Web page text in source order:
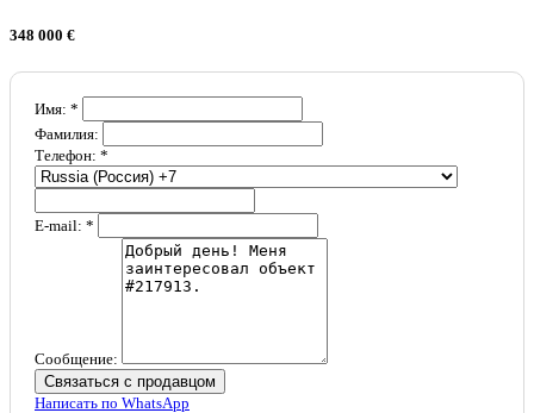
348 000 €
Имя: *
Фамилия:
Телефон: *
E-mail: *
Сообщение:
Связаться с продавцом
Написать по WhatsApp